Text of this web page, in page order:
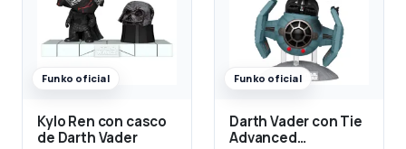
Funko oficial
Kylo Ren con casco
de Darth Vader
Funko oficial
Darth Vader con Tie
Advanced